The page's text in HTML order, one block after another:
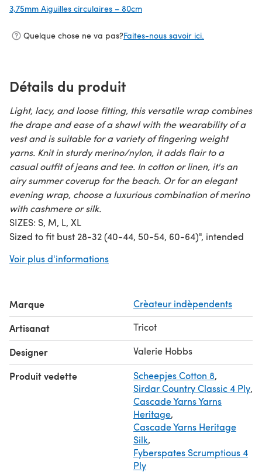
3,75mm Aiguilles circulaires – 80cm
Quelque chose ne va pas?Faites-nous savoir ici.
Détails du produit
Light, lacy, and loose fitting, this versatile wrap combines
the drape and ease of a shawl with the wearability of a
vest and is suitable for a variety of fingering weight
yarns. Knit in sturdy merino/nylon, it adds flair to a
casual outfit of jeans and tee. In cotton or linen, it's an
airy summer coverup for the beach. Or for an elegant
evening wrap, choose a luxurious combination of merino
with cashmere or silk.
SIZES: S, M, L, XL
Sized to fit bust 28-32 (40-44, 50-54, 60-64)", intended
YARN: 1150 (1550, 1995, 2480) yds fingering weight wool,
Shoulders are shaped with short rows and joined with 3-
needle bind off. Collar band is knit along with the fronts,
joined at the center back and sewn to the back neck.
Sides are partially seamed, leaving openings at the hem
and armholes.
Voir plus d'informations
Marque Crèateur indèpendents
Artisanat Tricot
Designer Valerie Hobbs
Produit vedette Scheepjes Cotton 8,
Sirdar Country Classic 4 Ply,
Cascade Yarns Yarns
Heritage,
Cascade Yarns Heritage
Silk,
Fyberspates Scrumptious 4
Ply